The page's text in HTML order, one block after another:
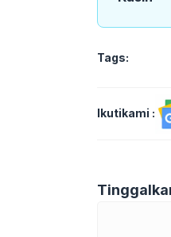
Tags:
Ikutikami :